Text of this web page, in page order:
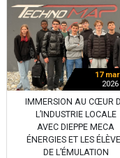
17
2026
IMMERSION AU CŒUR
L’INDUSTRIE LOCALE
AVEC DIEPPE MECA
ÉNERGIES ET LES
DE L’ÉMULATION